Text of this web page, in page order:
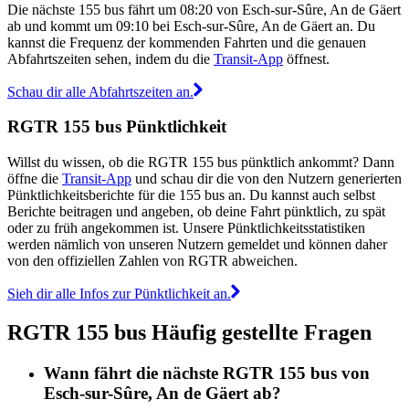
Die nächste 155 bus fährt um 08:20 von Esch-sur-Sûre, An de Gäert
ab und kommt um 09:10 bei Esch-sur-Sûre, An de Gäert an. Du
kannst die Frequenz der kommenden Fahrten und die genauen
Abfahrtszeiten sehen, indem du die Transit-App öffnest.
Schau dir alle Abfahrtszeiten an.
RGTR 155 bus Pünktlichkeit
Willst du wissen, ob die RGTR 155 bus pünktlich ankommt? Dann
öffne die Transit-App und schau dir die von den Nutzern generierten
Pünktlichkeitsberichte für die 155 bus an. Du kannst auch selbst
Berichte beitragen und angeben, ob deine Fahrt pünktlich, zu spät
oder zu früh angekommen ist. Unsere Pünktlichkeitsstatistiken
werden nämlich von unseren Nutzern gemeldet und können daher
von den offiziellen Zahlen von RGTR abweichen.
Sieh dir alle Infos zur Pünktlichkeit an.
RGTR 155 bus Häufig gestellte Fragen
Wann fährt die nächste RGTR 155 bus von
Esch-sur-Sûre, An de Gäert ab?